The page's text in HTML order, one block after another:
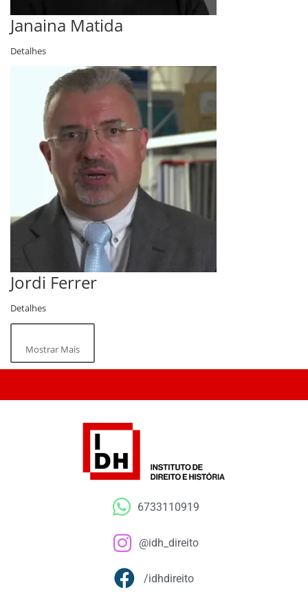
Janaina Matida
Detalhes
Jordi Ferrer
Detalhes
Mostrar Mais
6733110919
@idh_direito
/idhdireito